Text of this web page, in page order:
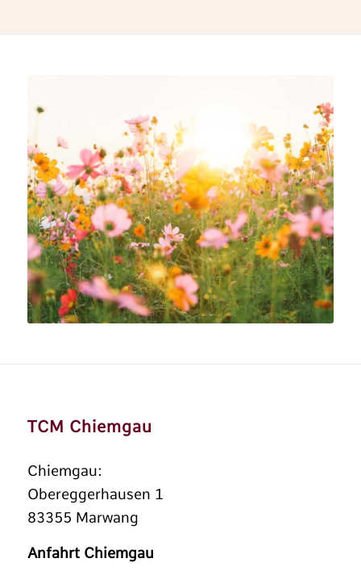
TCM Chiemgau
Chiemgau:
Obereggerhausen 1
83355 Marwang
Anfahrt Chiemgau